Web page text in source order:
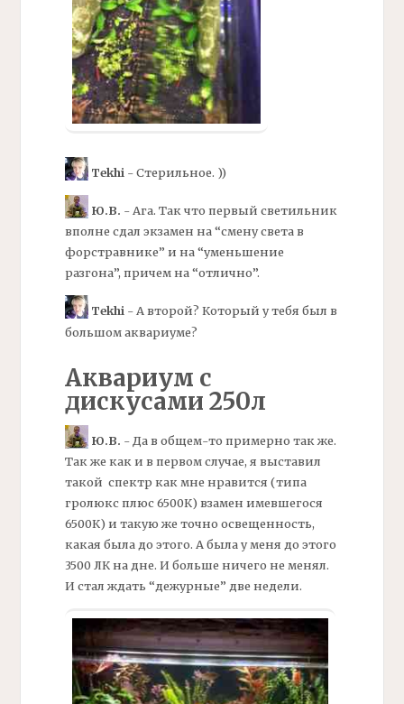
Tekhi - Стерильное. ))
Ю.В. - Ага. Так что первый светильник
вполне сдал экзамен на “смену света в
форстравнике” и на “уменьшение
разгона”, причем на “отлично”.
Tekhi- А второй? Который у тебя был в
большом аквариуме?
Аквариум с
дискусами 250л
Ю.В. - Да в общем-то примерно так же.
Так же как и в первом случае, я выставил
такой спектр как мне нравится (типа
гролюкс плюс 6500К) взамен имевшегося
6500К) и такую же точно освещенность,
какая была до этого. А была у меня до этого
3500 ЛК на дне. И больше ничего не менял.
И стал ждать “дежурные” две недели.